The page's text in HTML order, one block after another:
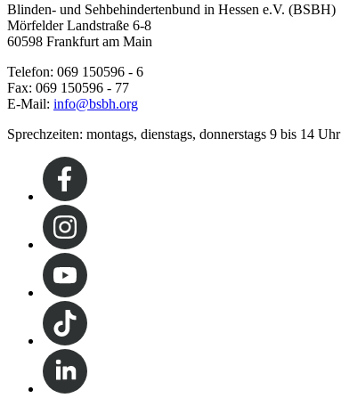
Blinden- und Sehbehindertenbund in Hessen e.V. (BSBH)
Mörfelder Landstraße 6-8
60598 Frankfurt am Main
Telefon: 069 150596 - 6
Fax: 069 150596 - 77
E-Mail: info@bsbh.org
Sprechzeiten: montags, dienstags, donnerstags 9 bis 14 Uhr